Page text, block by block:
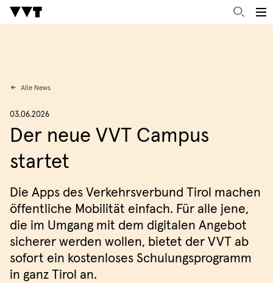
Alle News
03.06.2026
Der neue VVT Campus
startet
Die Apps des Verkehrsverbund Tirol machen
öffentliche Mobilität einfach. Für alle jene,
die im Umgang mit dem digitalen Angebot
sicherer werden wollen, bietet der VVT ab
sofort ein kostenloses Schulungsprogramm
in ganz Tirol an.